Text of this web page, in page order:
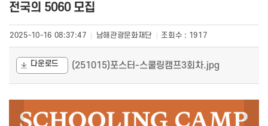
전국의 5060 모집
2025-10-16 08:37:47 남해관광문화재단 조회수 : 1917
다운로드 (251015)포스터-스쿨링캠프3회차.jpg